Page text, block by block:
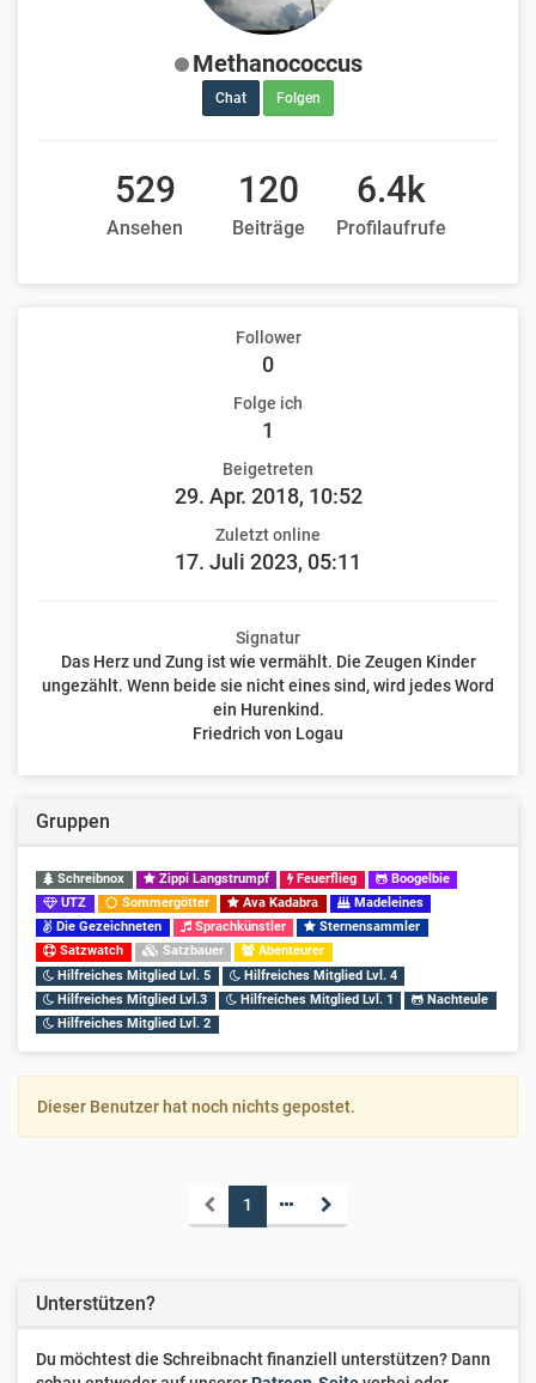
Methanococcus
Chat Folgen
529
Ansehen
120
Beiträge
6.4k
Profilaufrufe
Follower
0
Folge ich
1
Beigetreten
29. Apr. 2018, 10:52
Zuletzt online
17. Juli 2023, 05:11
Signatur
Das Herz und Zung ist wie vermählt. Die Zeugen Kinder
ungezählt. Wenn beide sie nicht eines sind, wird jedes Word
ein Hurenkind.
Friedrich von Logau
Gruppen
Schreibnox Zippi Langstrumpf Feuerflieg
Boogelbie
UTZ
Sommergötter Ava Kadabra
Madeleines
Die Gezeichneten
Sprachkünstler
Sternensammler
Satzwatch
Satzbauer
Abenteurer
Hilfreiches Mitglied Lvl. 5
Hilfreiches Mitglied Lvl. 4
Hilfreiches Mitglied Lvl.3
Hilfreiches Mitglied Lvl. 1
Nachteule
Hilfreiches Mitglied Lvl. 2
Dieser Benutzer hat noch nichts gepostet.
1
Unterstützen?
Du möchtest die Schreibnacht finanziell unterstützen? Dann